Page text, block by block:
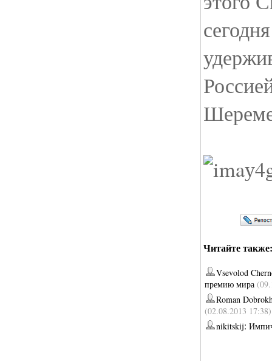
Читайте также:
Vsevolod
премию мира
Roman
(02.08.2013 17:38)
nikitskij: